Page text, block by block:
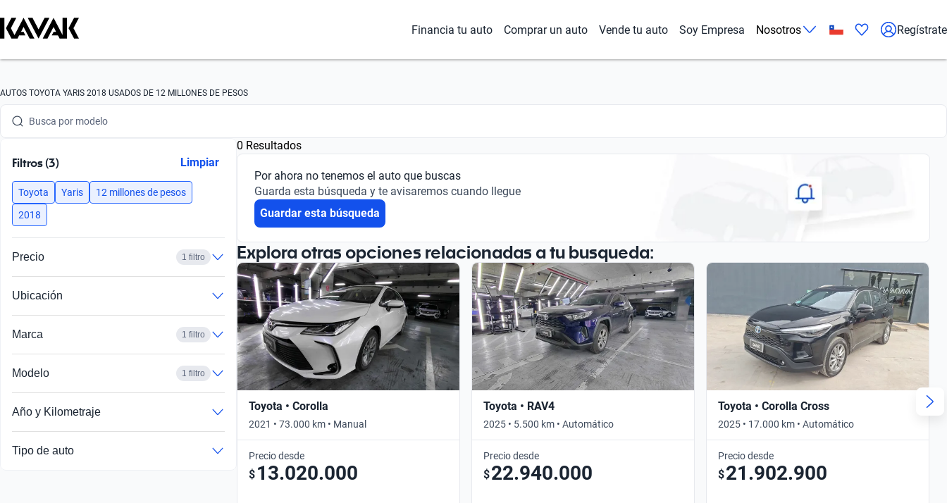
Financia tu auto Comprar un auto Vende tu auto Soy Empresa Nosotros Regístrate
AUTOS TOYOTA YARIS 2018 USADOS DE 12 MILLONES DE PESOS
Busca por marca
Busca por modelo
Busca por año
Busca por marca
Busca por versión
Filtros (3) Limpiar
Toyota Yaris
12 millones de pesos
2018
Precio 1 filtro
Ubicación
Marca 1 filtro
Modelo 1 filtro
Año y Kilometraje
Tipo de auto
0 Resultados
Por ahora no tenemos el auto que buscas
Guarda esta búsqueda y te avisaremos cuando llegue
Guardar esta búsqueda
Explora otras opciones relacionadas a tu busqueda:
Toyota • Corolla
2021 • 73.000 km • Manual
Precio desde
$ 13.020.000
Toyota • RAV4
2025 • 5.500 km • Automático
Precio desde
$22.940.000
Toyota • Corolla Cross
2025 • 17.000 km • Automático
Precio desde
$21.902.900